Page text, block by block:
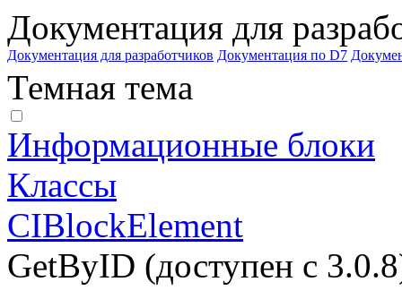
Документация для
Документация для разработчиков Документация по D7
Темная тема
Информационные блоки
Классы
CIBlockElement
GetByID (доступен с